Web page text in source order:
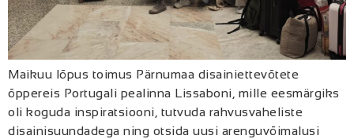
Maikuu lõpus toimus Pärnumaa disainiettevõtete
õppereis Portugali pealinna Lissaboni, mille eesmärgiks
oli koguda inspiratsiooni, tutvuda rahvusvaheliste
disainisuundadega ning otsida uusi arenguvõimalusi